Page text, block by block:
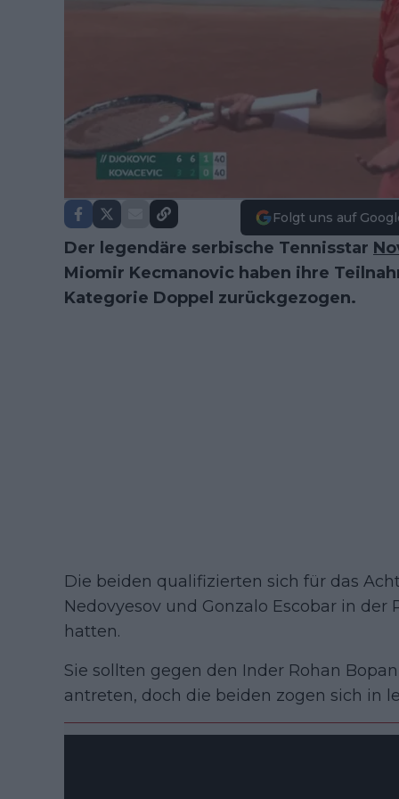
Folgt uns auf
Der legendäre serbische Tennisstar
Miomir Kecmanovic haben ihre
Kategorie Doppel zurückgezogen.
Die beiden qualifizierten sich für das
Nedovyesov und Gonzalo Escobar in
hatten.
Sie sollten gegen den Inder Rohan
antreten, doch die beiden zogen sich in